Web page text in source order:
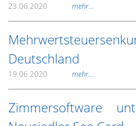
23.06.2020 mehr...
Deutschland
19.06.2020 mehr...
Zimmersoftware